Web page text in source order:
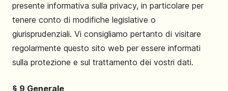
presente informativa sulla privacy, in particolare per
tenere conto di modifiche legislative o
giurisprudenziali. Vi consigliamo pertanto di visitare
regolarmente questo sito web per essere informati
sulla protezione e sul trattamento dei vostri dati.
§ 9 Generale